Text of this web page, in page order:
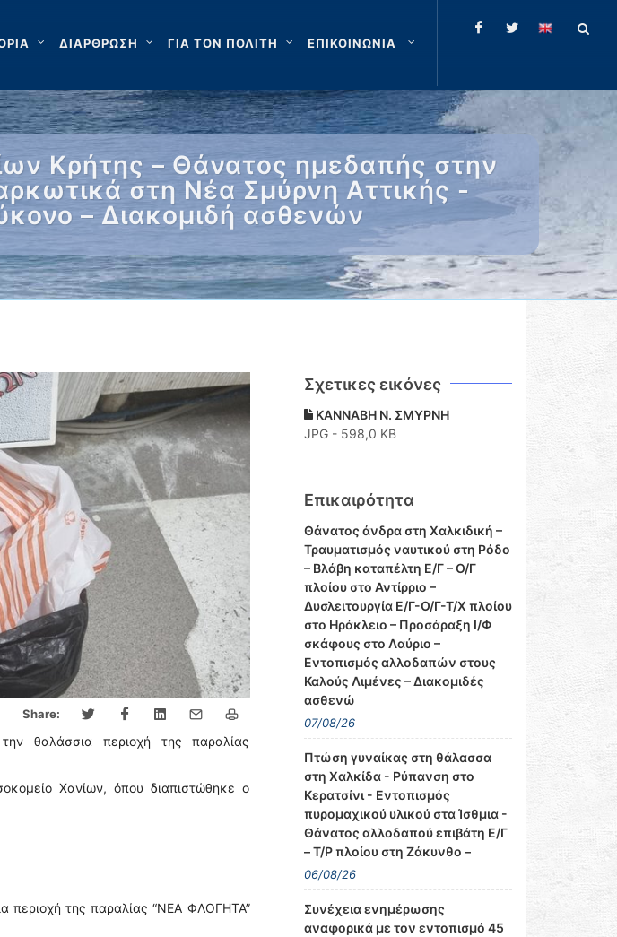
ΔΙΑΡΘΡΩΣΗ ΓΙΑ ΤΟΝ ΠΟΛΙΤΗ ΕΠΙΚΟΙΝΩΝΙΑ
Κρήτης – Θάνατος ημεδαπής στην
στη Νέα Σμύρνη Αττικής -
– Διακομιδή ασθενών
Share:
θαλάσσια περιοχή της παραλίας
Χανίων, όπου διαπιστώθηκε ο
περιοχή της παραλίας “ΝΕΑ ΦΛΟΓΗΤΑ”
Σχετικες εικόνες
ΚΑΝΝΑΒΗ Ν. ΣΜΥΡΝΗ
JPG - 598,0 KB
Επικαιρότητα
Θάνατος άνδρα στη Χαλκιδική –
Τραυματισμός ναυτικού στη Ρόδο
– Βλάβη καταπέλτη Ε/Γ – Ο/Γ
πλοίου στο Αντίρριο –
Δυσλειτουργία Ε/Γ-Ο/Γ-Τ/Χ πλοίου
στο Ηράκλειο – Προσάραξη Ι/Φ
σκάφους στο Λαύριο –
Εντοπισμός αλλοδαπών στους
Καλούς Λιμένες – Διακομιδές
ασθενώ
07/08/26
Πτώση γυναίκας στη θάλασσα
στη Χαλκίδα - Ρύπανση στο
Κερατσίνι - Εντοπισμός
πυρομαχικού υλικού στα Ίσθμια -
Θάνατος αλλοδαπού επιβάτη Ε/Γ
– Τ/Ρ πλοίου στη Ζάκυνθο –
06/08/26
Συνέχεια ενημέρωσης
αναφορικά με τον εντοπισμό 45